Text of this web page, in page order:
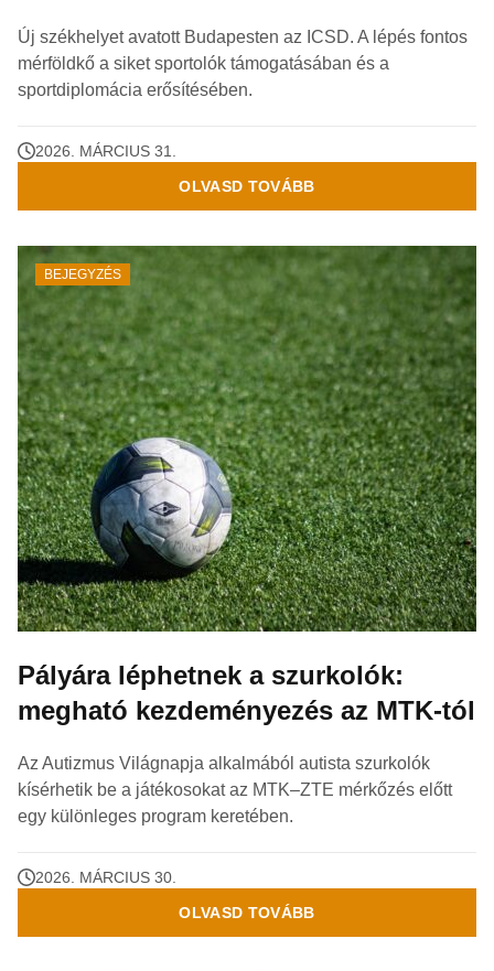
Új székhelyet avatott Budapesten az ICSD. A lépés fontos
mérföldkő a siket sportolók támogatásában és a
sportdiplomácia erősítésében.
2026. MÁRCIUS 31.
OLVASD TOVÁBB
BEJEGYZÉS
Pályára léphetnek a szurkolók:
megható kezdeményezés az MTK-tól
Az Autizmus Világnapja alkalmából autista szurkolók
kísérhetik be a játékosokat az MTK–ZTE mérkőzés előtt
egy különleges program keretében.
2026. MÁRCIUS 30.
OLVASD TOVÁBB